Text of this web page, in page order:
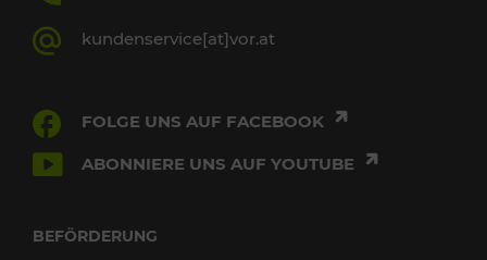
kundenservice[at]vor.at
FOLGE UNS AUF FACEBOOK
ABONNIERE UNS AUF YOUTUBE
BEFÖRDERUNG